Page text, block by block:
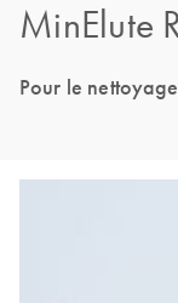
MinElute
Pour le